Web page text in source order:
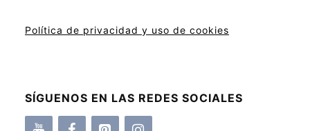
Política de privacidad y uso de cookies
SÍGUENOS EN LAS REDES SOCIALES